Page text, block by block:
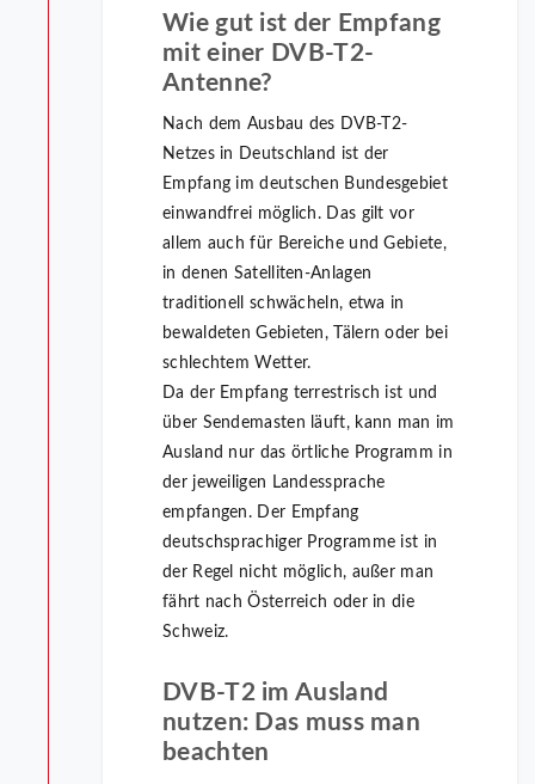
Wie gut ist der Empfang
mit einer DVB-T2-
Antenne?
Nach dem Ausbau des DVB-T2-
Netzes in Deutschland ist der
Empfang im deutschen Bundesgebiet
einwandfrei möglich. Das gilt vor
allem auch für Bereiche und Gebiete,
in denen Satelliten-Anlagen
traditionell schwächeln, etwa in
bewaldeten Gebieten, Tälern oder bei
schlechtem Wetter.
Da der Empfang terrestrisch ist und
über Sendemasten läuft, kann man im
Ausland nur das örtliche Programm in
der jeweiligen Landessprache
empfangen. Der Empfang
deutschsprachiger Programme ist in
der Regel nicht möglich, außer man
fährt nach Österreich oder in die
Schweiz.
DVB-T2 im Ausland
nutzen: Das muss man
beachten